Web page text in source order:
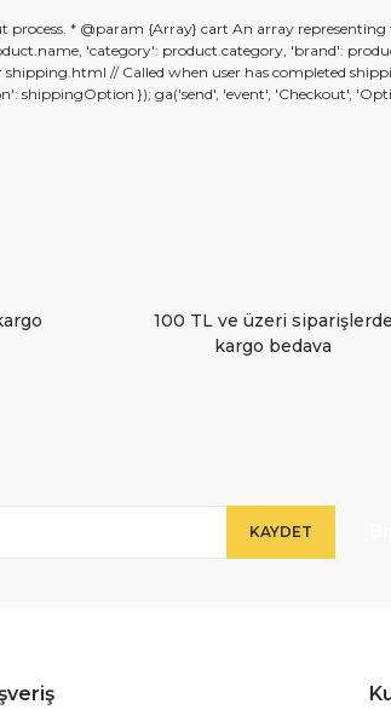
yapın!
process. * @param {Array} cart An array
'category': product.category, 'brand':
// Called when user has completed
}); ga('send', 'event', 'Checkout',
100 TL ve üzeri siparişlerde
kargo bedava
KAYDET